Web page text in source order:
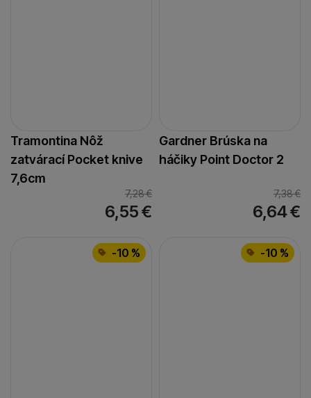
Tramontina Nôž
zatvárací Pocket knive
7,6cm
7,28€
6,55€
Gardner Brúska na
háčiky Point Doctor 2
7,38€
6,64€
-10 % -10 %